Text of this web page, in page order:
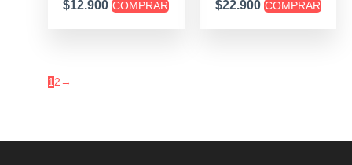
$12.900 COMPRAR $22.900 COMPRAR
12 →